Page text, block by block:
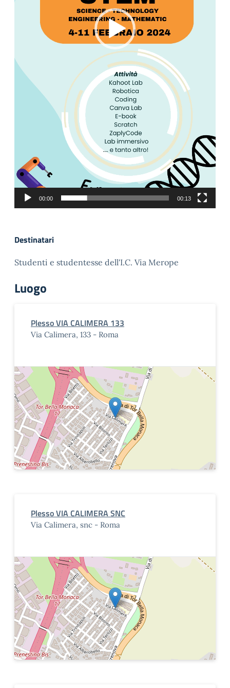
00:00 00:13
Destinatari
Studenti e studentesse dell'I.C. Via Merope
Luogo
Plesso VIA CALIMERA 133
Via Calimera, 133 - Roma
Plesso VIA CALIMERA SNC
Via Calimera, snc - Roma